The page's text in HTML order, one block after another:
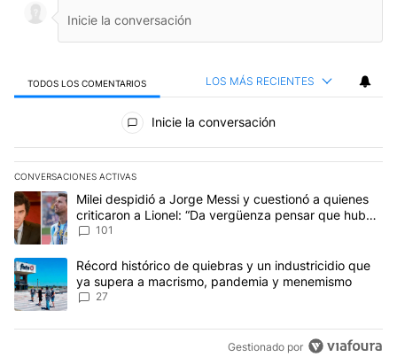
TODOS LOS COMENTARIOS LOS MÁS RECIENTES
Todos los comentarios
Inicie la conversación
CONVERSACIONES ACTIVAS
Este listado muestra los artículos con más comentarios en los
Un artículo de tendencia con el título "Milei despidió a Jorge
Milei despidió a Jorge Messi y cuestionó a quienes
criticaron a Lionel: “Da vergüenza pensar que hubo
anti-Messi”
101
Un artículo de tendencia con el título "Récord histórico de
Récord histórico de quiebras y un industricidio que
ya supera a macrismo, pandemia y menemismo
27
Gestionado por